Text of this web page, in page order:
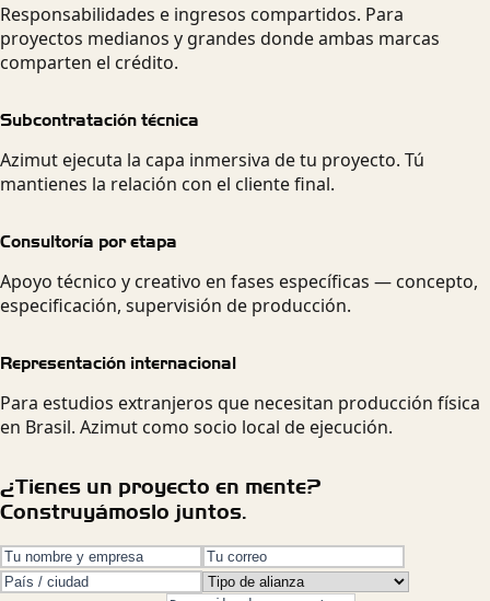
Responsabilidades e ingresos compartidos. Para
proyectos medianos y grandes donde ambas marcas
comparten el crédito.
Subcontratación técnica
Azimut ejecuta la capa inmersiva de tu proyecto. Tú
mantienes la relación con el cliente final.
Consultoría por etapa
Apoyo técnico y creativo en fases específicas — concepto,
especificación, supervisión de producción.
Representación internacional
Para estudios extranjeros que necesitan producción física
en Brasil. Azimut como socio local de ejecución.
¿Tienes un proyecto en mente?
Construyámoslo juntos.